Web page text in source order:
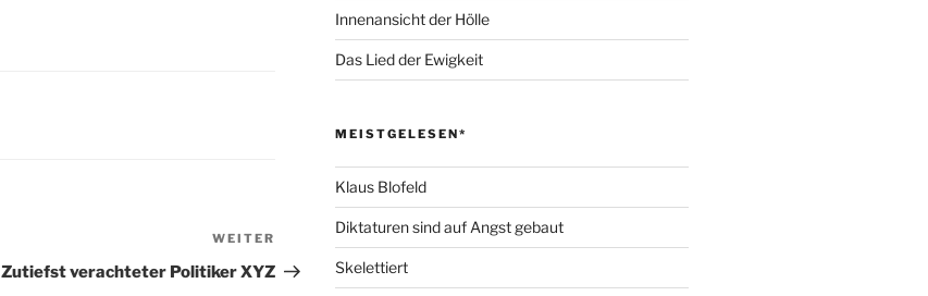
Beitrag
WEITER
Zutiefst verachteter Politiker XYZ
Innenansicht der Hölle
Das Lied der Ewigkeit
MEISTGELESEN*
Klaus Blofeld
Diktaturen sind auf Angst gebaut
Skelettiert